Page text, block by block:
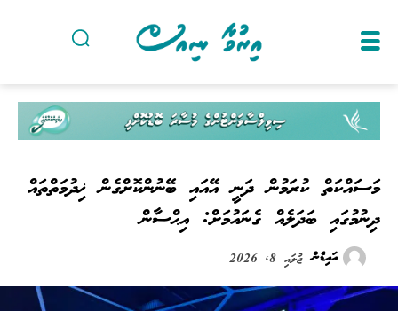
މަސައްކަތް ކުރަމުން ދަނީ އޭއައި ބޭނުންކޮށްގެން ޚިދުމަތްތައް
ދިނުމުގައި ބަދަލެއް ގެނައުމަށް: އިޙްސާން
އައިޑެން ޖުލައި 8, 2026